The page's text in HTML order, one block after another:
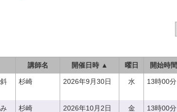
講師名 開催日時 ▲ 曜日 開始時間
杉崎 2026年9月30日 水 13時00分
杉崎 2026年10月2日 金 13時00分